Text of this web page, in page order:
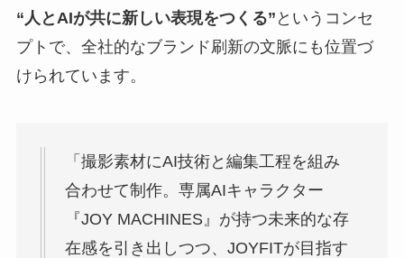
“人とAIが共に新しい表現をつくる” というコンセ
プトで、全社的なブランド刷新の文脈にも位置づ
けられています。
「撮影素材にAI技術と編集工程を組み
合わせて制作。専属AIキャラクター
『JOY MACHINES』が持つ未来的な存
在感を引き出しつつ、JOYFITが目指す